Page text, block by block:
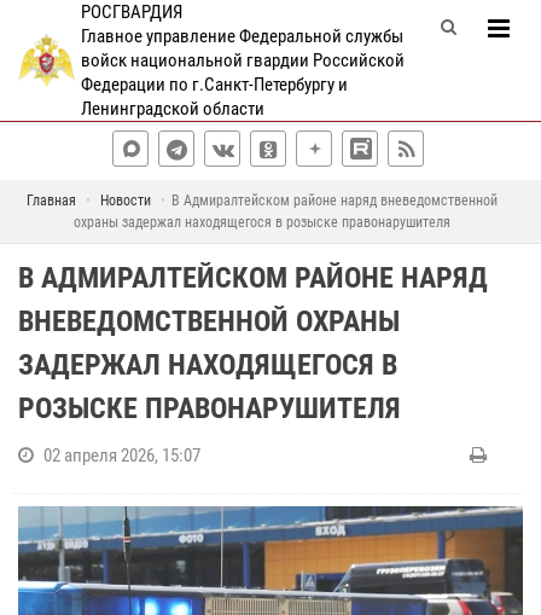
РОСГВАРДИЯ
Главное управление Федеральной службы
войск национальной гвардии Российской
Федерации по г.Санкт-Петербургу и
Ленинградской области
Главная Новости
В Адмиралтейском районе наряд вневедомственной
охраны задержал находящегося в розыске правонарушителя
В АДМИРАЛТЕЙСКОМ РАЙОНЕ НАРЯД
ВНЕВЕДОМСТВЕННОЙ ОХРАНЫ
ЗАДЕРЖАЛ НАХОДЯЩЕГОСЯ В
РОЗЫСКЕ ПРАВОНАРУШИТЕЛЯ
02 апреля 2026, 15:07